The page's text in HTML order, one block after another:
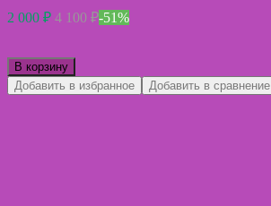
2 000 ₽ 4 100 ₽-51%
В корзину
Добавить в избранное
Добавить в сравнение